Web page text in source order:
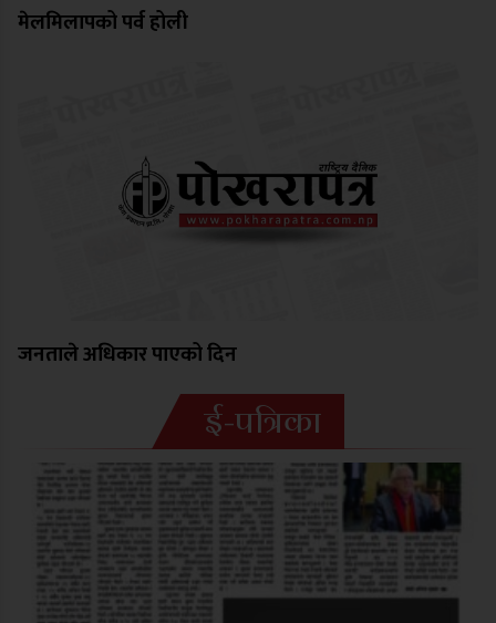
मेलमिलापको पर्व होली
जनताले अधिकार पाएको दिन
ई-पत्रिका